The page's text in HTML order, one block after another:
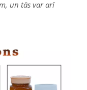
un tās var arī